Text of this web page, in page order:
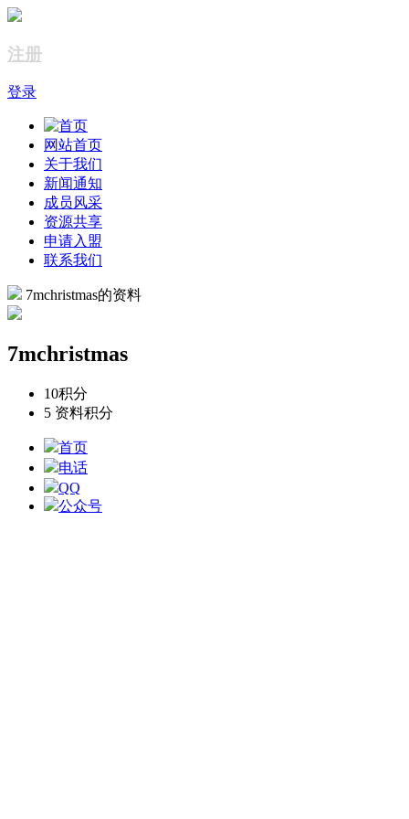
注册
登录
网站首页
关于我们
新闻通知
成员风采
资源共享
申请入盟
联系我们
7mchristmas的资料
7mchristmas
10积分
5 资料积分
首页
电话
QQ
公众号